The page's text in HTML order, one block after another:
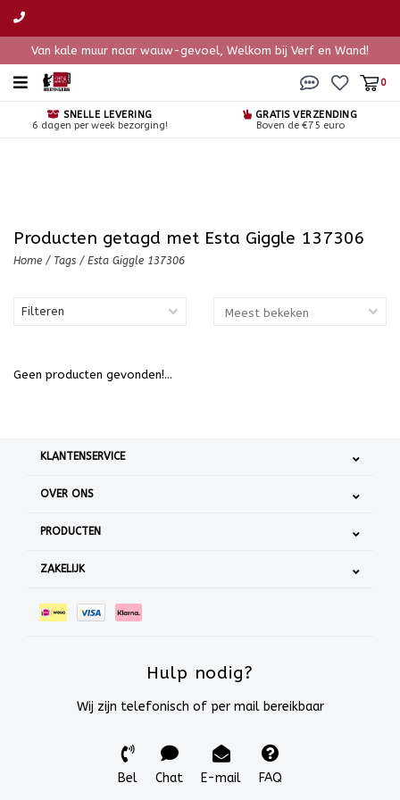
Van kale muur naar wauw-gevoel, Welkom bij Verf en Wand!
0
SNELLE LEVERING
6 dagen per week bezorging!
GRATIS VERZENDING
Boven de €75 euro
Producten getagd met Esta Giggle 137306
Home / Tags / Esta Giggle 137306
Filteren
Geen producten gevonden!...
KLANTENSERVICE
OVER ONS
PRODUCTEN
ZAKELIJK
Hulp nodig?
Wij zijn telefonisch of per mail bereikbaar
Bel Chat E-mail FAQ